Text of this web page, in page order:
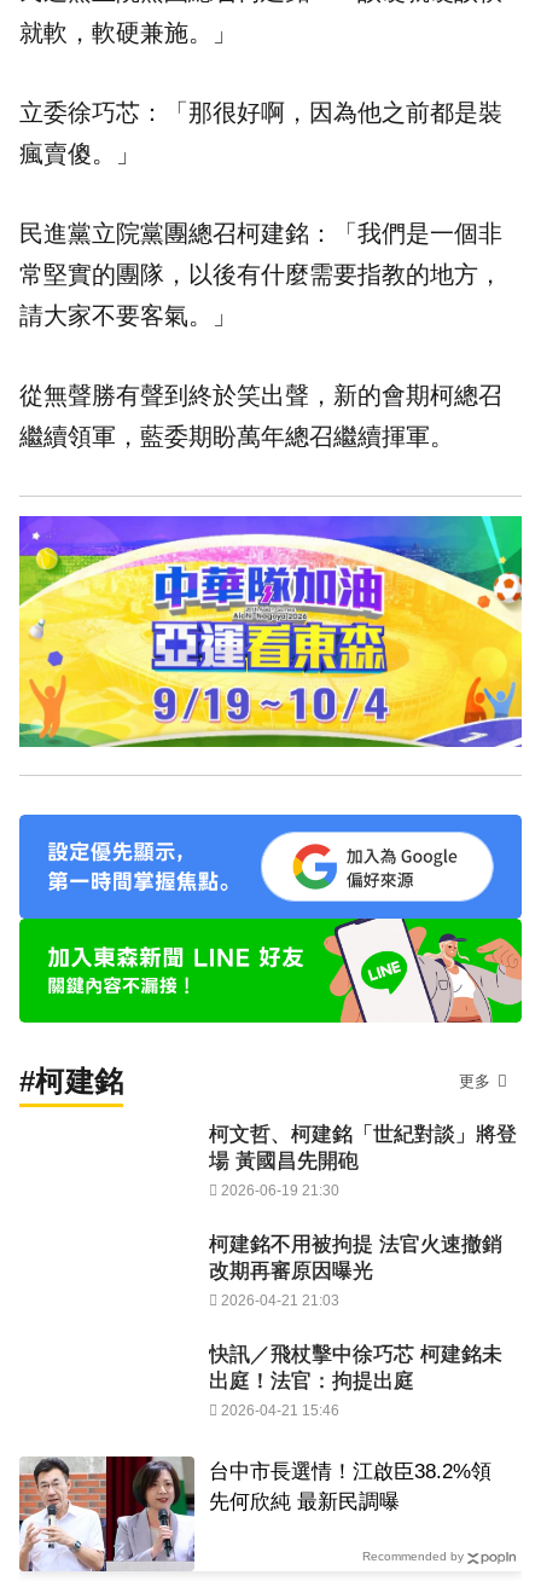
就軟，軟硬兼施。」
立委徐巧芯：「那很好啊，因為他之前都是裝
瘋賣傻。」
民進黨立院黨團總召柯建銘：「我們是一個非
常堅實的團隊，以後有什麼需要指教的地方，
請大家不要客氣。」
從無聲勝有聲到終於笑出聲，新的會期柯總召
繼續領軍，藍委期盼萬年總召繼續揮軍。
#柯建銘 更多
柯文哲、柯建銘「世紀對談」將登
場 黃國昌先開砲
2026-06-19 21:30
柯建銘不用被拘提 法官火速撤銷
改期再審原因曝光
2026-04-21 21:03
快訊／飛杖擊中徐巧芯 柯建銘未
出庭！法官：拘提出庭
2026-04-21 15:46
台中市長選情！江啟臣38.2%領
先何欣純 最新民調曝
Recommended by